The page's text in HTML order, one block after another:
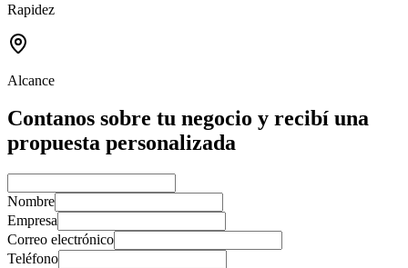
Rapidez
Alcance
Contanos sobre tu negocio y recibí una
propuesta personalizada
Nombre
Empresa
Correo electrónico
Teléfono